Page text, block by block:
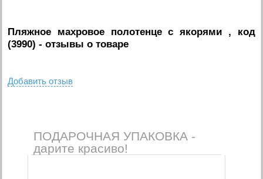
Пляжное махровое полотенце с якорями , код
(3990) - отзывы о товаре
Добавить отзыв
ПОДАРОЧНАЯ УПАКОВКА -
дарите красиво!